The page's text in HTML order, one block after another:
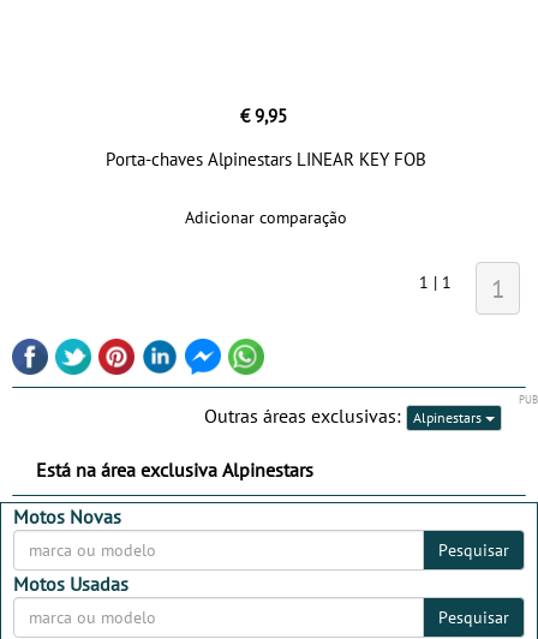
€ 9,95
Porta-chaves Alpinestars LINEAR KEY FOB
Adicionar comparação
1 | 1 1
Outras áreas exclusivas: Alpinestars
Está na área exclusiva Alpinestars
Motos Novas
Pesquisar
Motos Usadas
Pesquisar